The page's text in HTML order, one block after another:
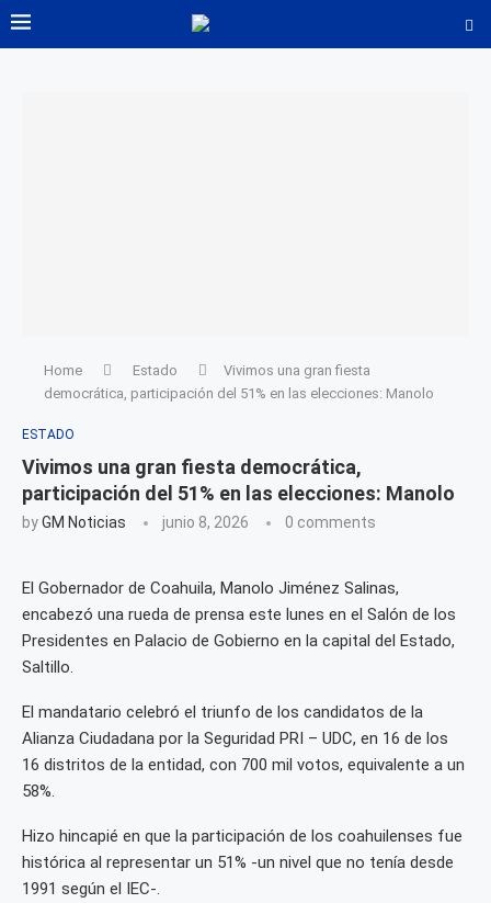
Home Estado
Vivimos una gran fiesta
democrática, participación del 51% en las elecciones: Manolo
ESTADO
Vivimos una gran fiesta democrática,
participación del 51% en las elecciones: Manolo
byGM Noticias junio 8, 2026 0 comments
El Gobernador de Coahuila, Manolo Jiménez Salinas,
encabezó una rueda de prensa este lunes en el Salón de los
Presidentes en Palacio de Gobierno en la capital del Estado,
Saltillo.
El mandatario celebró el triunfo de los candidatos de la
Alianza Ciudadana por la Seguridad PRI – UDC, en 16 de los
16 distritos de la entidad, con 700 mil votos, equivalente a un
58%.
Hizo hincapié en que la participación de los coahuilenses fue
histórica al representar un 51% -un nivel que no tenía desde
1991 según el IEC-.